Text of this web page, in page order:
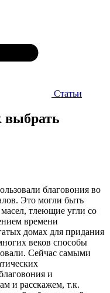
Статьи
выбрать
благовония во
Это могли быть
тлеющие угли со
времени
домах для придания
веков способы
Сейчас самыми
и
и расскажем, т.к.